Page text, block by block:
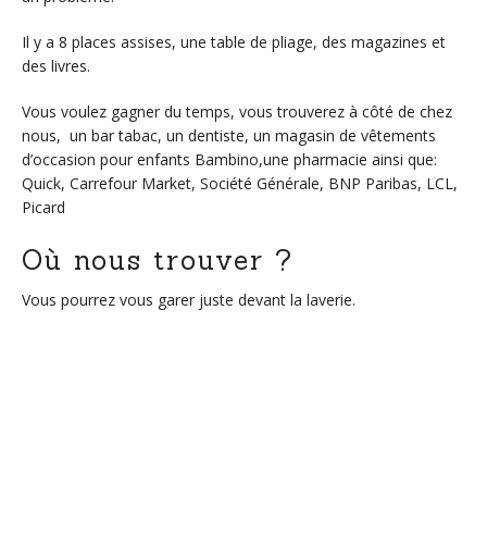
Il y a 8 places assises, une table de pliage, des magazines et
des livres.
Vous voulez gagner du temps, vous trouverez à côté de chez
nous, un bar tabac, un dentiste, un magasin de vêtements
d’occasion pour enfants Bambino,une pharmacie ainsi que:
Quick, Carrefour Market, Société Générale, BNP Paribas, LCL,
Picard
Où nous trouver ?
Vous pourrez vous garer juste devant la laverie.